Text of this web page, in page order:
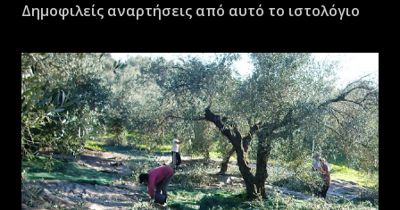
Δημοφιλείς αναρτήσεις από αυτό το ιστολόγιο